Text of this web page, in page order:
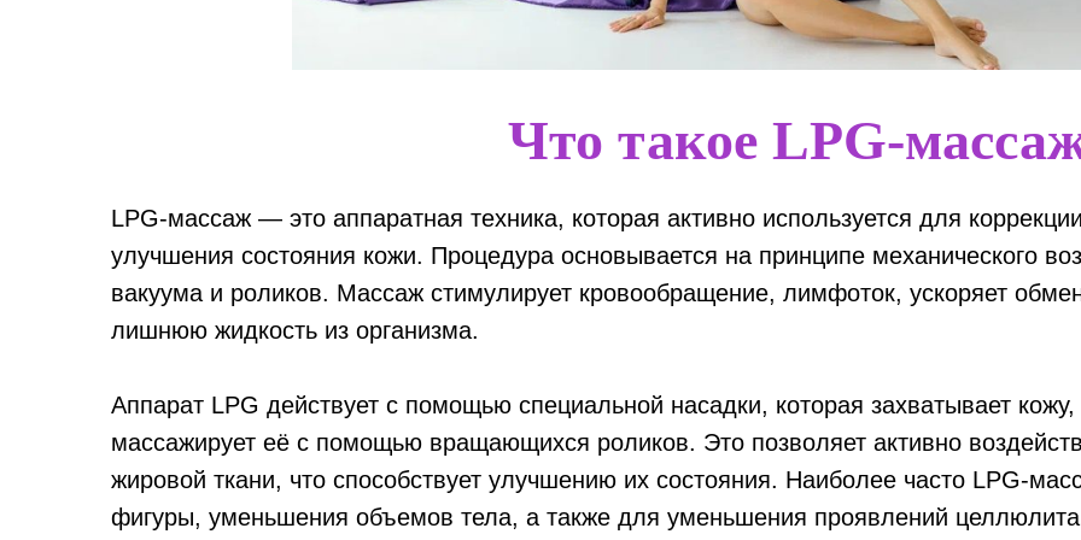
Что такое LPG-
LPG-массаж — это аппаратная техника, которая активно используется для
улучшения состояния кожи. Процедура основывается на принципе механического
вакуума и роликов. Массаж стимулирует кровообращение, лимфоток, ускоряет
лишнюю жидкость из организма.
Аппарат LPG действует с помощью специальной насадки, которая захватывает
массажирует её с помощью вращающихся роликов. Это позволяет активно
жировой ткани, что способствует улучшению их состояния. Наиболее часто LPG-
фигуры, уменьшения объемов тела, а также для уменьшения проявлений